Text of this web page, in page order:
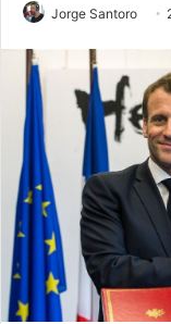
Jorge Santoro